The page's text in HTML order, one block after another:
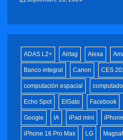
ADAS L2+ Airtag Alexa
Banco integral Canon CES
computación espacial
Echo Spot ElGato Facebook
Google IA iPad mini
iPhone 16 Pro Max LG